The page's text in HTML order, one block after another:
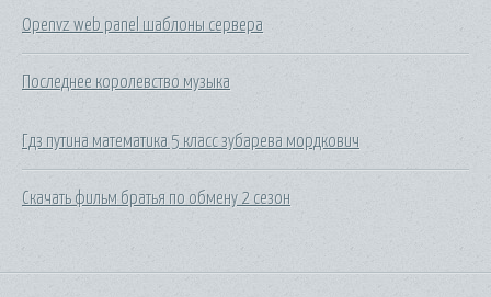
Openvz web panel шаблоны сервера
Последнее королевство музыка
Гдз путина математика 5 класс зубарева мордкович
Скачать фильм братья по обмену 2 сезон